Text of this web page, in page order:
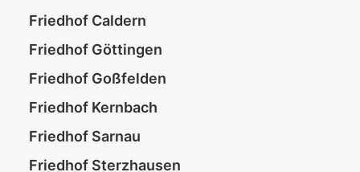
Friedhof Caldern
Friedhof Göttingen
Friedhof Goßfelden
Friedhof Kernbach
Friedhof Sarnau
Friedhof Sterzhausen